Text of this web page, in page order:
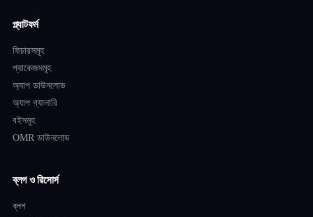
প্ল্যাটফর্ম
ফিচারসমূহ
প্যাকেজসমূহ
অ্যাপ ডাউনলোড
অ্যাপ গ্যালারি
বইসমূহ
OMR ডাউনলোড
ব্লগ ও রিসোর্স
ব্লগ